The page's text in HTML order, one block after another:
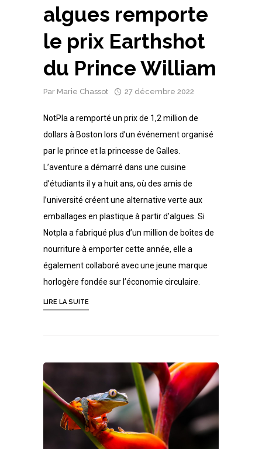
algues remporte
le prix Earthshot
du Prince William
Par Marie Chassot 27 décembre 2022
NotPla a remporté un prix de 1,2 million de
dollars à Boston lors d’un événement organisé
par le prince et la princesse de Galles.
L’aventure a démarré dans une cuisine
d’étudiants il y a huit ans, où des amis de
l’université créent une alternative verte aux
emballages en plastique à partir d’algues. Si
Notpla a fabriqué plus d’un million de boîtes de
nourriture à emporter cette année, elle a
également collaboré avec une jeune marque
horlogère fondée sur l’économie circulaire.
LIRE LA SUITE